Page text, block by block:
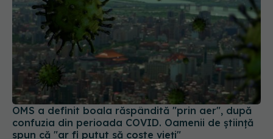
OMS a definit boala răspândită "prin aer", după
confuzia din perioada COVID. Oamenii de știință
spun că "ar fi putut să coste vieți"
22 apr 2024, 10:01